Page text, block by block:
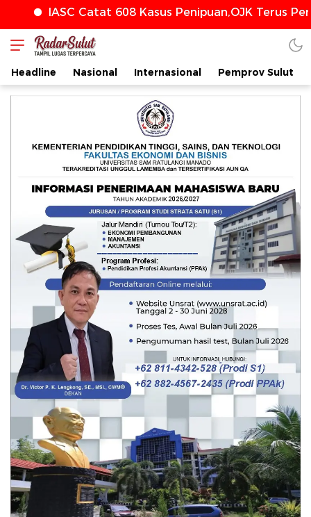
Catat 608 Kasus Penipuan,OJK Terus Perkuat
Headline Nasional Internasional Pemprov Sulut